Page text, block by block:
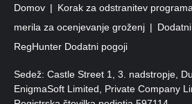
Domov Korak za odstranitev programa
merila za ocenjevanje groženj
RegHunter Dodatni pogoji
Sedež: Castle Street 1, 3. nadstropje,
EnigmaSoft Limited, Private Company